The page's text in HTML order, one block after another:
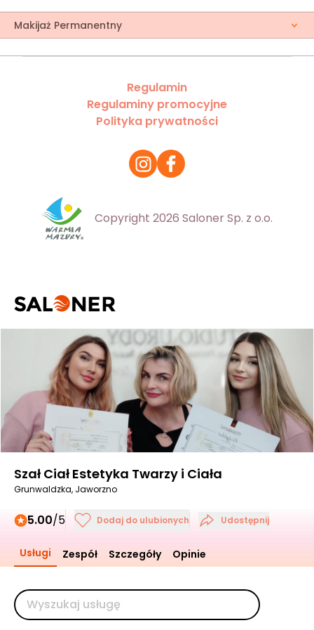
Makijaż Permanentny
Regulamin
Regulaminy promocyjne
Polityka prywatności
Copyright 2026 Saloner Sp. z o.o.
Szał Ciał Estetyka Twarzy i Ciała
Grunwaldzka, Jaworzno
5.00/5 Dodaj do ulubionych Udostępnij
Usługi Zespół Szczegóły Opinie